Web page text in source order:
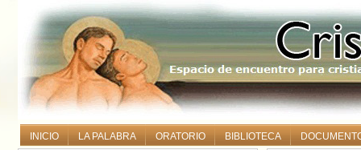
INICIO LA PALABRA ORATORIO BIBLIOTECA